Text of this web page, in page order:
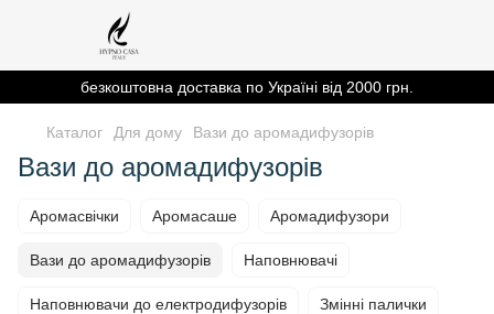
безкоштовна доставка по Україні від 2000 грн.
Каталог Для дому Вази до аромадифузорів
Вази до аромадифузорів
Аромасвічки Аромасаше Аромадифузори
Вази до аромадифузорів Наповнювачі
Наповнювачи до електродифузорів Змінні палички